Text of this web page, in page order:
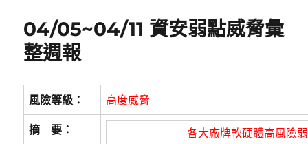
04/05~04/11 資安弱點威脅彙
整週報
風險等級： 高度威脅
摘 要： 各大廠牌軟硬體高風險